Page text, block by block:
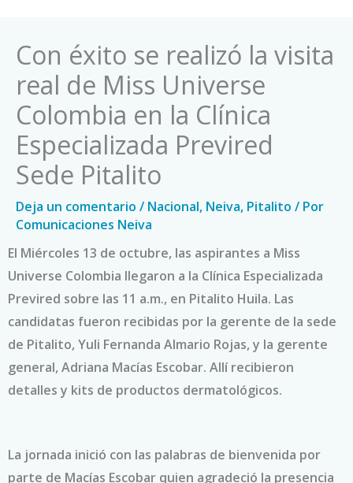
Con éxito se realizó la visita
real de Miss Universe
Colombia en la Clínica
Especializada Previred
Sede Pitalito
Deja un comentario / Nacional, Neiva, Pitalito / Por
Comunicaciones Neiva
El Miércoles 13 de octubre, las aspirantes a Miss
Universe Colombia llegaron a la Clínica Especializada
Previred sobre las 11 a.m., en Pitalito Huila. Las
candidatas fueron recibidas por la gerente de la sede
de Pitalito, Yuli Fernanda Almario Rojas, y la gerente
general, Adriana Macías Escobar. Allí recibieron
detalles y kits de productos dermatológicos.
La jornada inició con las palabras de bienvenida por
parte de Macías Escobar quien agradeció la presencia